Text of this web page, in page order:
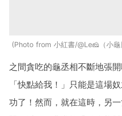
Photo from 小紅書/@Le🧀（小龜
之間貪吃的龜丞相不斷地張
「快點給我！」只能是這場
功了！然而，就在這時，另